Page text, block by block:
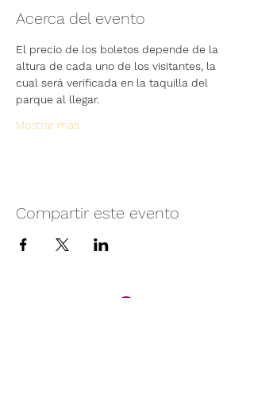
Acerca del evento
El precio de los boletos depende de la
altura de cada uno de los visitantes, la
cual será verificada en la taquilla del
parque al llegar.
Mostrar más
Compartir este evento